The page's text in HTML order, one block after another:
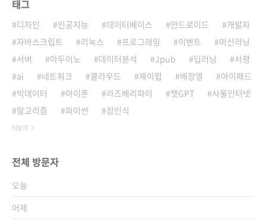
태그
디자인 인공지능 데이터베이스 안드로이드
개발자
자바스크립트
리눅스 프로그래밍 이벤트
머신러닝
서버
아두이노 데이터분석 Jpub 딥러닝
서평
ai
네트워크 클라우드 제이펍 배장열
아이패드
빅데이터
아이폰 라즈베리파이 챗GPT
사물인터넷
알고리즘
파이썬 정인식
더보기
전체 방문자
오늘
어제